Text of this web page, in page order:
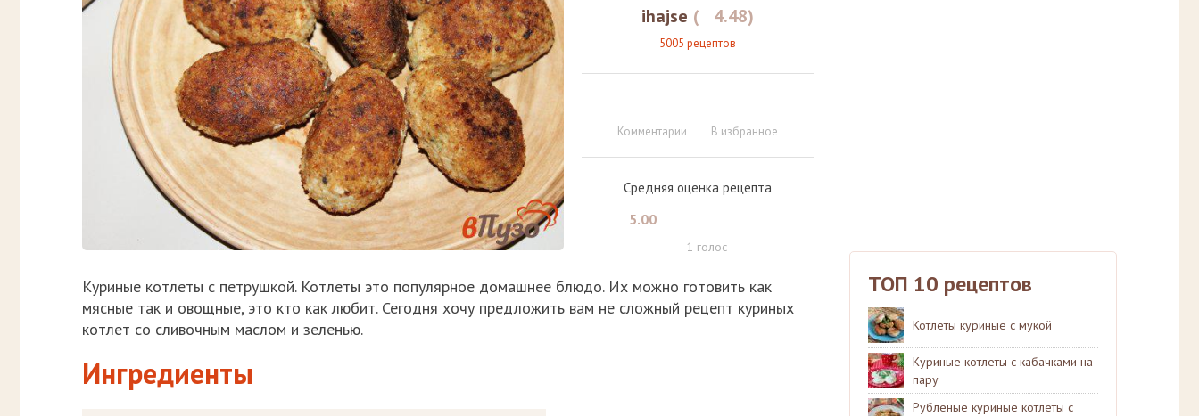
ihajse ( 4.48)
5005 рецептов
Комментарии В избранное
Средняя оценка рецепта
5.00
1 голос
Куриные котлеты с петрушкой. Котлеты это популярное домашнее блюдо. Их можно готовить как
мясные так и овощные, это кто как любит. Сегодня хочу предложить вам не сложный рецепт куриных
котлет со сливочным маслом и зеленью.
Ингредиенты
ТОП 10 рецептов
Котлеты куриные с мукой
Куриные котлеты с кабачками на
пару
Рубленые куриные котлеты с